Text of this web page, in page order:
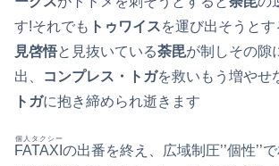
す!それでも トゥワイスを運び出そうとす
見啓悟と見抜いている荼毘が制しその隙
出、
コンプレス・トガを救いもう増やせ
トガに抱き締められ逝きます
FATAXI
個人タクシー
の出番を終え、広域制圧’’個性’’